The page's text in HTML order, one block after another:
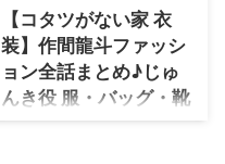
【コタツがない家 衣
装】作間龍斗ファッシ
ョン全話まとめ♪じゅ
んき役 服・バッグ・靴
など衣装協力ブランド